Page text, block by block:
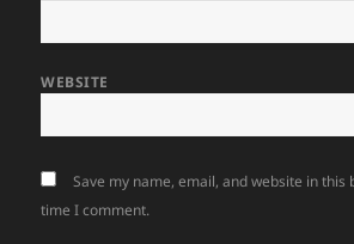
WEBSITE
Save my name, email, and website in
time I comment.